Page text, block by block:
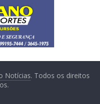
Notícias. Todos os direitos